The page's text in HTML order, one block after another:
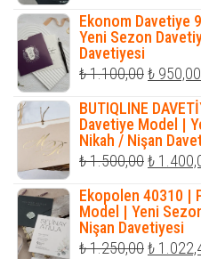
fiyat:
₺ 700,00.
Ekonom Davetiye
Yeni Sezon
Davetiyesi
₺1.100,00Orijinal
fiyat:
₺
₺ 950,00
BUTIQLINE
Davetiye Model |
Nikah / Nişan
₺1.500,00Orijinal
fiyat:
₺
₺
Ekopolen 40310 |
Model | Yeni
Nişan Davetiyesi
₺1.250,00Orijinal
₺